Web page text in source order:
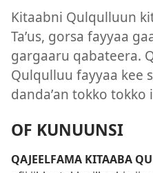
Kitaabni Qulqulluun
Taʼus, gorsa fayyaa
gargaaru qabateera.
Qulqulluu fayyaa kee
dandaʼan tokko tokko
OF KUNUUNSI
QAJEELFAMA KITAABA